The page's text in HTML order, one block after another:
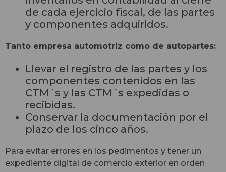
de cada ejercicio fiscal, de las partes
y componentes adquiridos.
Tanto empresa automotriz como de autopartes:
Llevar el registro de las partes y los
componentes contenidos en las
CTM´s y las CTM´s expedidas o
recibidas.
Conservar la documentación por el
plazo de los cinco años.
Para evitar errores en los pedimentos y tener un
expediente digital de comercio exterior en orden